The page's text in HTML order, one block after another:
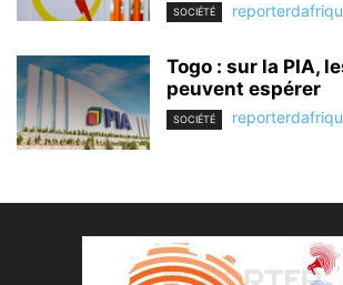
SOCIÉTÉ
Togo : sur la PIA,
peuvent espérer
SOCIÉTÉ